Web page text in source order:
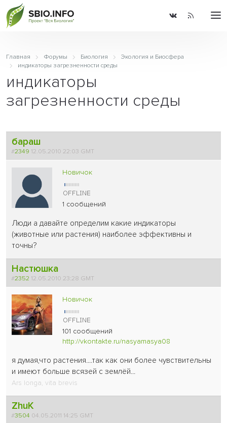
Главная Форумы Биология
Экология и Биосфера
индикаторы загрезненности среды
индикаторы
загрезненности среды
бараш
#2349 12.05.2010 22:03 GMT
Новичок
1 сообщений
Люди а давайте определим какие индикаторы
(животные или растения) наиболее эффективны и
точны?
Настюшка
#2352 12.05.2010 23:28 GMT
Новичок
101 сообщений
http://vkontakte.ru/nasyamasya08
я думая,что растения....так как они более чувствительны
и имеют больше всязей с землёй...
Ars longa, vita brevis
ZhuK
#3504 04.05.2011 14:25 GMT